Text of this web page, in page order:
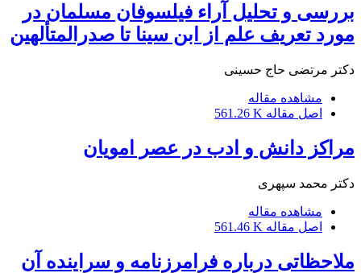
بررسی و تحلیل آراء فیلسوفان مسلمان در
مورد تعریف علم از ابن سینا تا صدرالمتألهین
دکتر مرتضی حاج حسینی
مشاهده مقاله
اصل مقاله 561.26 K
مراکز دانش و ادب در عصر امویان
دکتر محمد سپهری
مشاهده مقاله
اصل مقاله 561.46 K
ملاحظاتی درباره فرامرزنامه و سراینده آن